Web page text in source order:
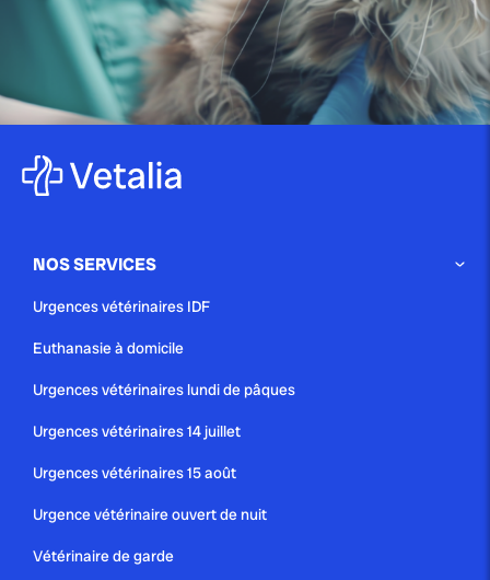
publié le 26 août 2013
Le corps étranger digestif
objet, ce que les vétérinaires […]
publié le 26 août 2013
Les accidents de la voie publique
Les accidents de la voie publique (AVP) sont assez
fréquents chez les chats et les […]
Conseil En cas d'urgence
publié le 25 août 2013
NOS SERVICES
Urgences vétérinaires IDF
Euthanasie à domicile
Urgences vétérinaires lundi de pâques
Urgences vétérinaires 14 juillet
Urgences vétérinaires 15 août
Urgence vétérinaire ouvert de nuit
Vétérinaire de garde